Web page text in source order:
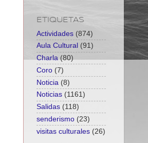
ETIQUETAS
Actividades (874)
Aula Cultural (91)
Charla (80)
Coro (7)
Noticia (8)
Noticias (1161)
Salidas (118)
senderismo (23)
visitas culturales (26)